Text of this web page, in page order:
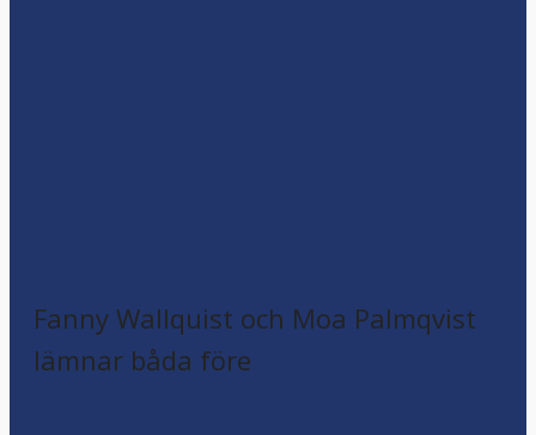
Fanny Wallquist och Moa Palmqvist
lämnar båda före